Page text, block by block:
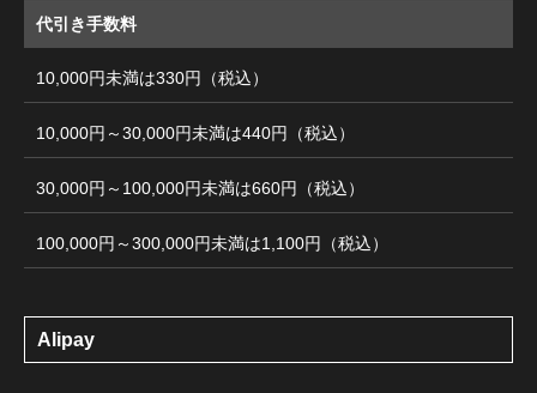
代引き手数料
10,000円未満は330円（税込）
10,000円～30,000円未満は440円（税込）
30,000円～100,000円未満は660円（税込）
100,000円～300,000円未満は1,100円（税込）
Alipay